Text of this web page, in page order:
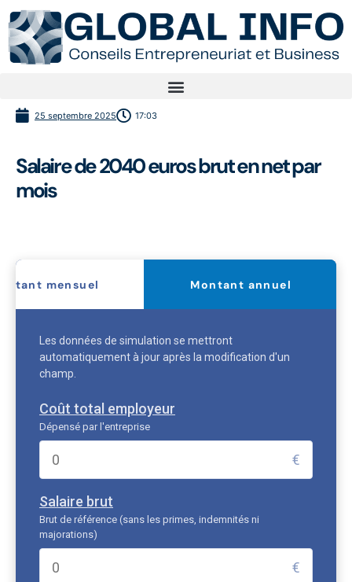
25 septembre 2025 17:03
Salaire de 2040 euros brut en net par
mois
mensuel Montant annuel
Les données de simulation se mettront
automatiquement à jour après la modification d'un
champ.
Coût total employeur
Dépensé par l'entreprise
€
Salaire brut
Brut de référence (sans les primes, indemnités ni
majorations)
€